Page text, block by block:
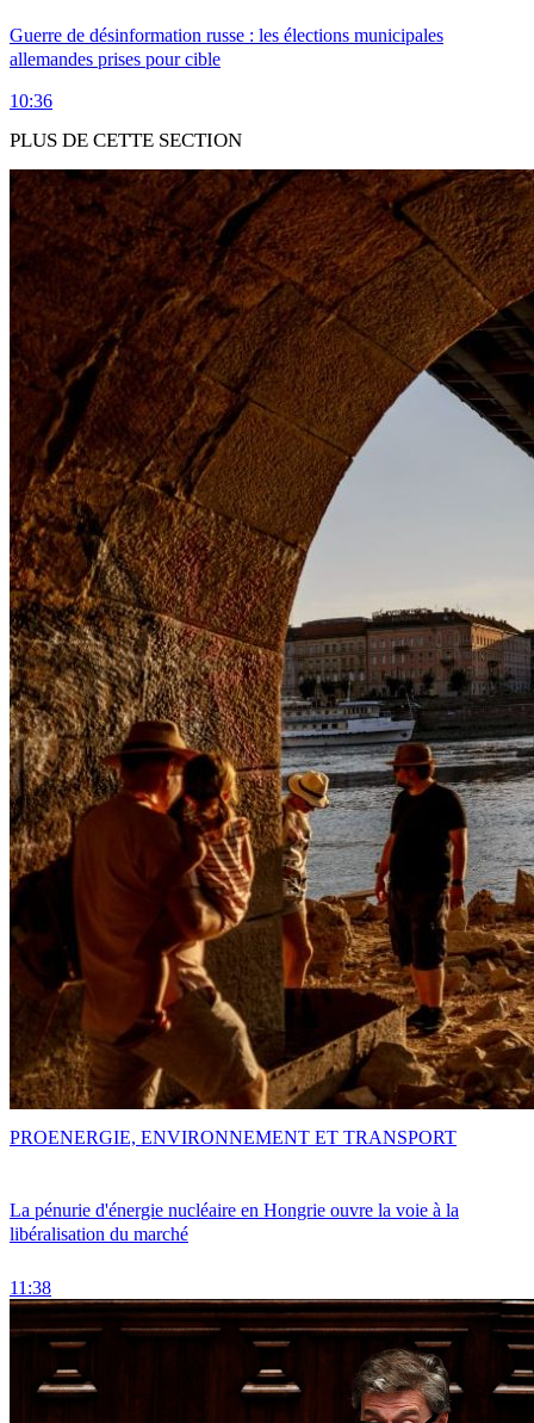
Guerre de désinformation russe : les élections municipales
allemandes prises pour cible
10:36
PLUS DE CETTE SECTION
La pénurie d'énergie nucléaire en Hongrie ouvre la voie à la
libéralisation du marché
11:38
PROENERGIE, ENVIRONNEMENT ET TRANSPORT